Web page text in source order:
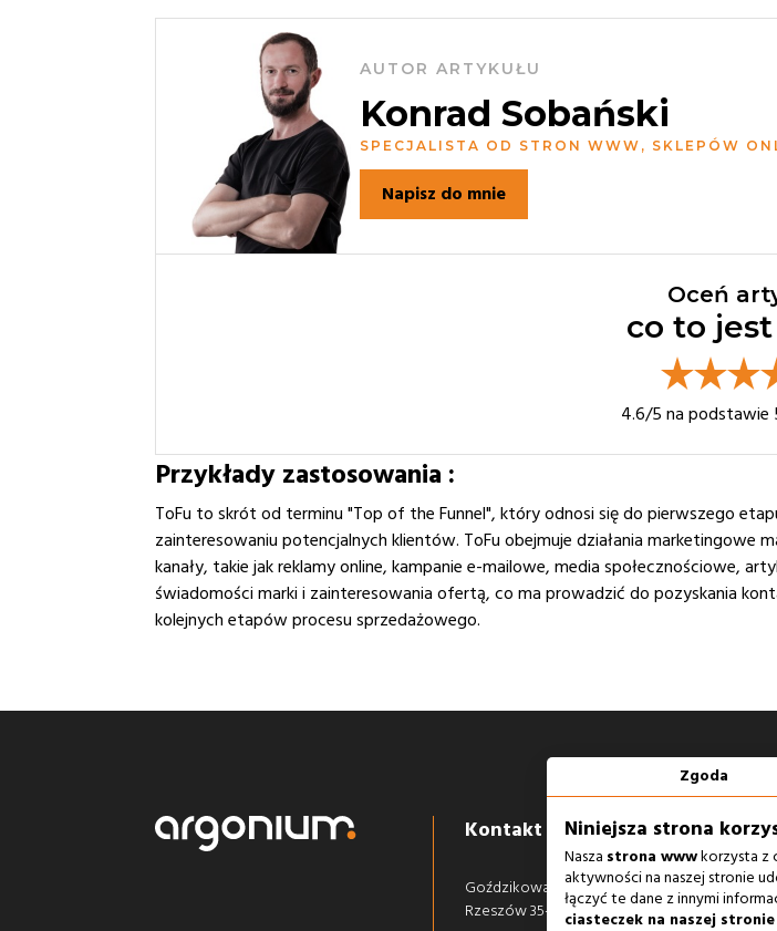
AUTOR ARTYKUŁU
Konrad Sobański
SPECJALISTA OD STRON WWW, SKLEPÓW
Napisz do mnie
Oceń
co to jest
4.6/5 na podstawie
Przykłady zastosowania :
ToFu to skrót od terminu "Top of the Funnel", który odnosi się do pierwszego
zainteresowaniu potencjalnych klientów. ToFu obejmuje działania marketingowe
kanały, takie jak reklamy online, kampanie e-mailowe, media społecznościowe,
świadomości marki i zainteresowania ofertą, co ma prowadzić do pozyskania
kolejnych etapów procesu sprzedażowego.
Kontakt
Goździkowa 14A
Rzeszów 35-604
Zgoda
Niniejsza strona
Nasza strona wwwkorzysta z
aktywności na naszej stronie
łączyć te dane z innymi
ciasteczek na naszej